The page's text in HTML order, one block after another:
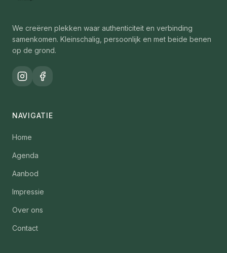
We creëren plekken waar authenticiteit en verbinding
samenkomen. Kleinschalig, persoonlijk en met beide benen
op de grond.
NAVIGATIE
Home
Agenda
Aanbod
Impressie
Over ons
Contact